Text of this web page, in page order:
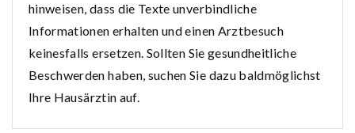
hinweisen, dass die Texte unverbindliche
Informationen erhalten und einen Arztbesuch
keinesfalls ersetzen. Sollten Sie gesundheitliche
Beschwerden haben, suchen Sie dazu baldmöglichst
Ihre Hausärztin auf.